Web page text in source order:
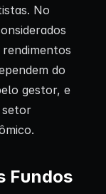
No
do
gestor, e
setor
Fundos